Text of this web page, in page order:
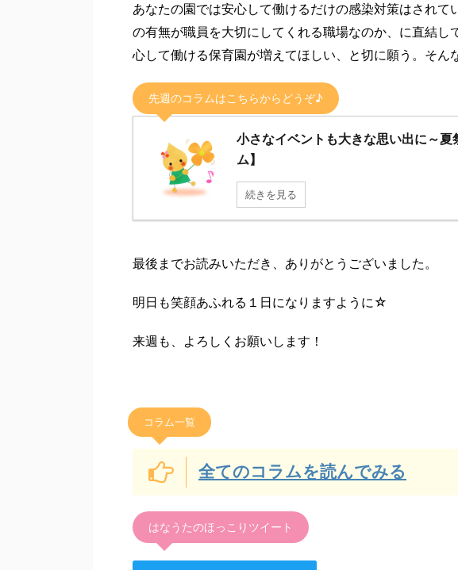
あなたの園では安心して働けるだけの感染対策はされ
の有無が職員を大切にしてくれる職場なのか、に直結
心して働ける保育園が増えてほしい、と切に願う。そん
先週のコラムはこちらからどうぞ♪
小さなイベントも大きな思い出に～
ム】
続きを見る
最後までお読みいただき、ありがとうございました。
明日も笑顔あふれる１日になりますように☆
来週も、よろしくお願いします！
コラム一覧
全てのコラムを読んでみる
はなうたのほっこりツイート